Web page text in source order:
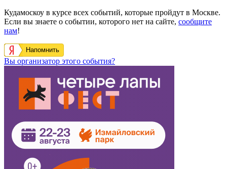
Кудамоскоу в курсе всех событий, которые пройдут в Москве.
Если вы знаете о событии, которого нет на сайте, сообщите
нам!
Напомнить
Вы организатор этого события?